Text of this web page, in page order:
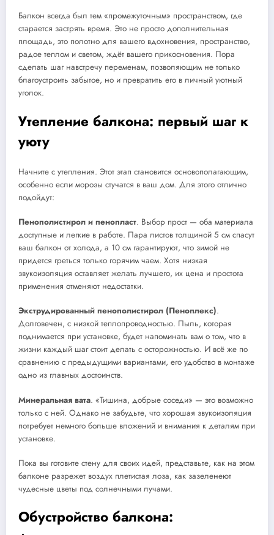
Балкон всегда был тем «промежуточным» пространством, где
старается застрять время. Это не просто дополнительная
площадь, это полотно для вашего вдохновения, пространство,
радое теплом и светом, ждёт вашего прикосновения. Пора
сделать шаг навстречу переменам, позволяющим не только
благоустроить забытое, но и превратить его в личный уютный
уголок.
Утепление балкона: первый шаг к
уюту
Начните с утепления. Этот этап становится основополагающим,
особенно если морозы стучатся в ваш дом. Для этого отлично
подойдут:
Пенополистирол и пенопласт. Выбор прост — оба материала
доступные и легкие в работе. Пара листов толщиной 5 см спасут
ваш балкон от холода, а 10 см гарантируют, что зимой не
придется греться только горячим чаем. Хотя низкая
звукоизоляция оставляет желать лучшего, их цена и простота
применения отменяют недостатки.
Экструдированный пенополистирол (Пеноплекс).
Долговечен, с низкой теплопроводностью. Пыль, которая
поднимается при установке, будет напоминать вам о том, что в
жизни каждый шаг стоит делать с осторожностью. И всё же по
сравнению с предыдущими вариантами, его удобство в монтаже
одно из главных достоинств.
Минеральная вата. «Тишина, добрые соседи» — это возможно
только с ней. Однако не забудьте, что хорошая звукоизоляция
потребует немного больше вложений и внимания к деталям при
установке.
Пока вы готовите стену для своих идей, представьте, как на этом
балконе разрежет воздух плетистая лоза, как зазеленеют
чудесные цветы под солнечными лучами.
Обустройство балкона: